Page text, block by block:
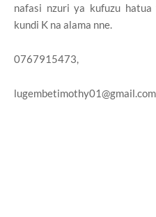
nafasi nzuri ya kufuzu
kundi K na alama nne.
0767915473,
lugembetimothy01@gmail.com